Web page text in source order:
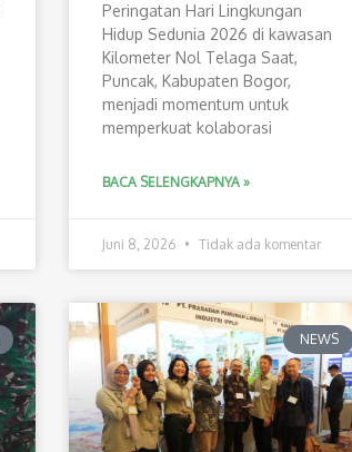
Peringatan Hari Lingkungan
Hidup Sedunia 2026 di kawasan
Kilometer Nol Telaga Saat,
Puncak, Kabupaten Bogor,
menjadi momentum untuk
memperkuat kolaborasi
BACA SELENGKAPNYA »
Juni 8, 2026 Tidak ada komentar
NEWS